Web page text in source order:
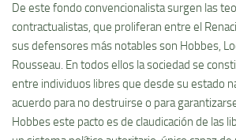
De este fondo convencionalista surgen las
contractualistas, que proliferan entre el
sus defensores más notables son Hobbes,
Rousseau. En todos ellos la sociedad se
entre individuos libres que desde su estado
acuerdo para no destruirse o para
Hobbes este pacto es de claudicación de las